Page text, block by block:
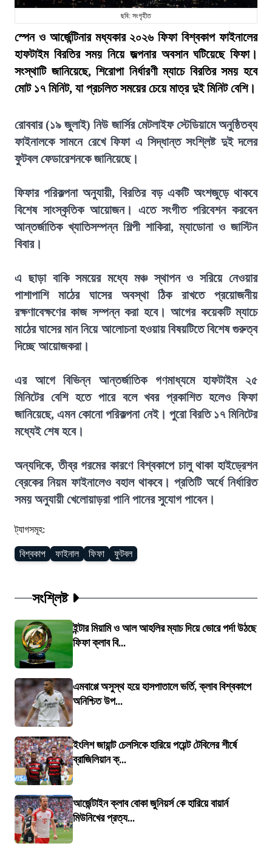
ছবি: সংগৃহীত
স্পেন ও আর্জেন্টিনার মধ্যকার ২০২৬ ফিফা বিশ্বকাপ ফাইনালের
হাফটাইম বিরতির সময় নিয়ে জল্পনার অবসান ঘটিয়েছে ফিফা।
সংস্থাটি জানিয়েছে, শিরোপা নির্ধারণী ম্যাচে বিরতির সময় হবে
মোট ১৭ মিনিট, যা প্রচলিত সময়ের চেয়ে মাত্র দুই মিনিট বেশি।
রোববার (১৯ জুলাই) নিউ জার্সির মেটলাইফ স্টেডিয়ামে অনুষ্ঠিতব্য
ফাইনালকে সামনে রেখে ফিফা এ সিদ্ধান্ত সংশ্লিষ্ট দুই দলের
ফুটবল ফেডারেশনকে জানিয়েছে।
ফিফার পরিকল্পনা অনুযায়ী, বিরতির বড় একটি অংশজুড়ে থাকবে
বিশেষ সাংস্কৃতিক আয়োজন। এতে সংগীত পরিবেশন করবেন
আন্তর্জাতিক খ্যাতিসম্পন্ন শিল্পী শাকিরা, ম্যাডোনা ও জাস্টিন
বিবার।
এ ছাড়া বাকি সময়ের মধ্যে মঞ্চ স্থাপন ও সরিয়ে নেওয়ার
পাশাপাশি মাঠের ঘাসের অবস্থা ঠিক রাখতে প্রয়োজনীয়
রক্ষণাবেক্ষণের কাজ সম্পন্ন করা হবে। আগের কয়েকটি ম্যাচে
মাঠের ঘাসের মান নিয়ে আলোচনা হওয়ায় বিষয়টিতে বিশেষ গুরুত্ব
দিচ্ছে আয়োজকরা।
এর আগে বিভিন্ন আন্তর্জাতিক গণমাধ্যমে হাফটাইম ২৫
মিনিটের বেশি হতে পারে বলে খবর প্রকাশিত হলেও ফিফা
জানিয়েছে, এমন কোনো পরিকল্পনা নেই। পুরো বিরতি ১৭ মিনিটের
মধ্যেই শেষ হবে।
অন্যদিকে, তীব্র গরমের কারণে বিশ্বকাপে চালু থাকা হাইড্রেশন
ব্রেকের নিয়ম ফাইনালেও বহাল থাকবে। প্রতিটি অর্ধে নির্ধারিত
সময় অনুযায়ী খেলোয়াড়রা পানি পানের সুযোগ পাবেন।
ট্যাগসমূহ:
বিশ্বকাপ ফাইনাল ফিফা ফুটবল
সংশ্লিষ্ট
ইন্টার মিয়ামি ও আল আহলির ম্যাচ দিয়ে ভোরে পর্দা উঠছে
ফিফা ক্লাব বি...
এমবাপ্পে অসুস্থ হয়ে হাসপাতালে ভর্তি, ক্লাব বিশ্বকাপে
অনিশ্চিত উপ...
ইংলিশ জায়ান্ট চেলসিকে হারিয়ে পয়েন্ট টেবিলের শীর্ষে
ব্রাজিলিয়ান ক্...
আর্জেন্টাইন ক্লাব বোকা জুনিয়র্স কে হারিয়ে বায়ার্ন
মিউনিখের প্রত্য...